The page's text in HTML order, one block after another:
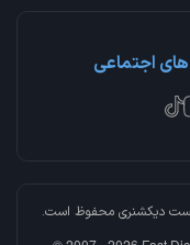
اجتماعی
دیکشنریمحفوظ است.